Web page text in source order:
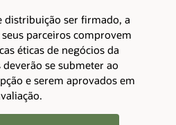
distribuição ser firmado, a
parceiros comprovem
éticas de negócios da
se submeter ao
e serem aprovados em